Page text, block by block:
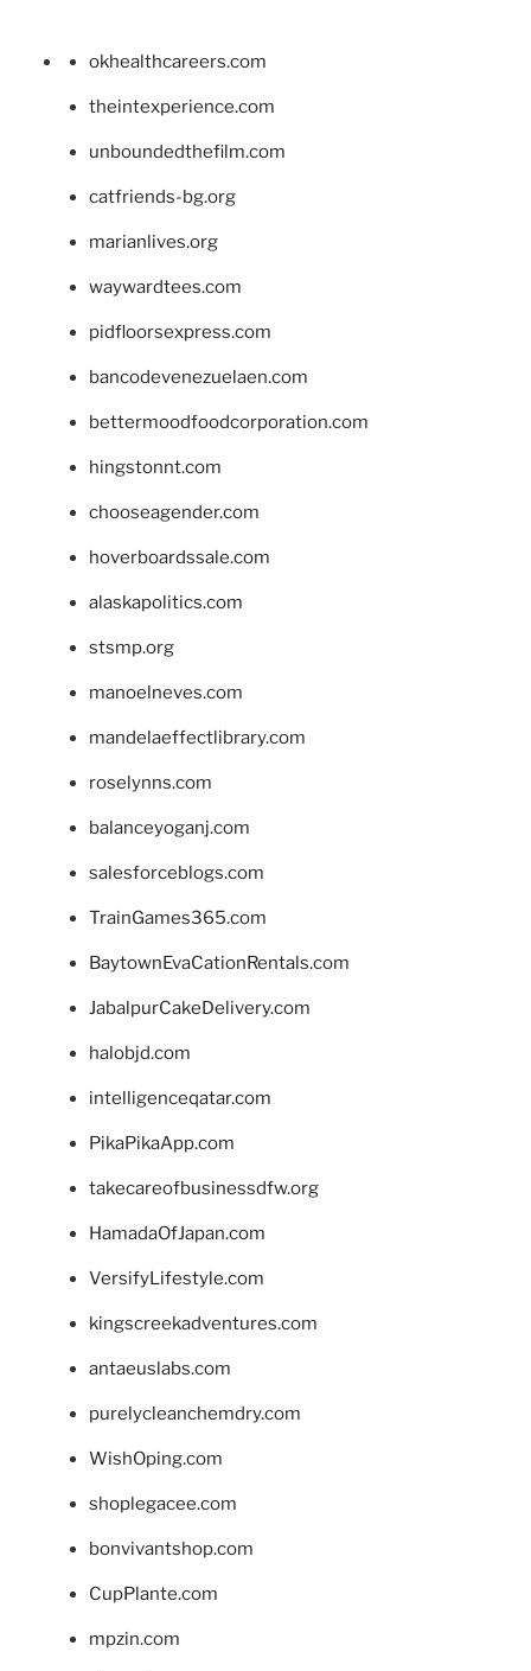
okhealthcareers.com
theintexperience.com
unboundedthefilm.com
catfriends-bg.org
marianlives.org
waywardtees.com
pidfloorsexpress.com
bancodevenezuelaen.com
bettermoodfoodcorporation.com
hingstonnt.com
chooseagender.com
hoverboardssale.com
alaskapolitics.com
stsmp.org
manoelneves.com
mandelaeffectlibrary.com
roselynns.com
balanceyoganj.com
salesforceblogs.com
TrainGames365.com
BaytownEvaCationRentals.com
JabalpurCakeDelivery.com
halobjd.com
intelligenceqatar.com
PikaPikaApp.com
takecareofbusinessdfw.org
HamadaOfJapan.com
VersifyLifestyle.com
kingscreekadventures.com
antaeuslabs.com
purelycleanchemdry.com
WishOping.com
shoplegacee.com
bonvivantshop.com
CupPlante.com
mpzin.com